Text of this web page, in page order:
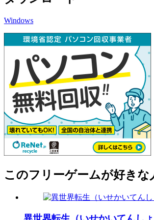
Windows
このフリーゲームが好き